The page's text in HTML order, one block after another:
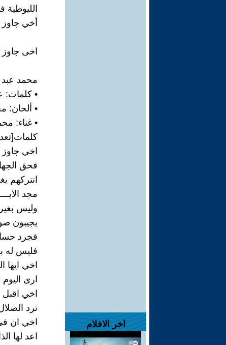
اخر الافلام
أخي
اخى
محمد عبد
• كلمات:
• ألحان:
• غناء:
اخي
فحق
انتركهم
مجد
وليس
يجيبون
فجرد
فليس له
اخي ايها
ارى اليوم
اخي
ترد
اخي ان
اعد لها